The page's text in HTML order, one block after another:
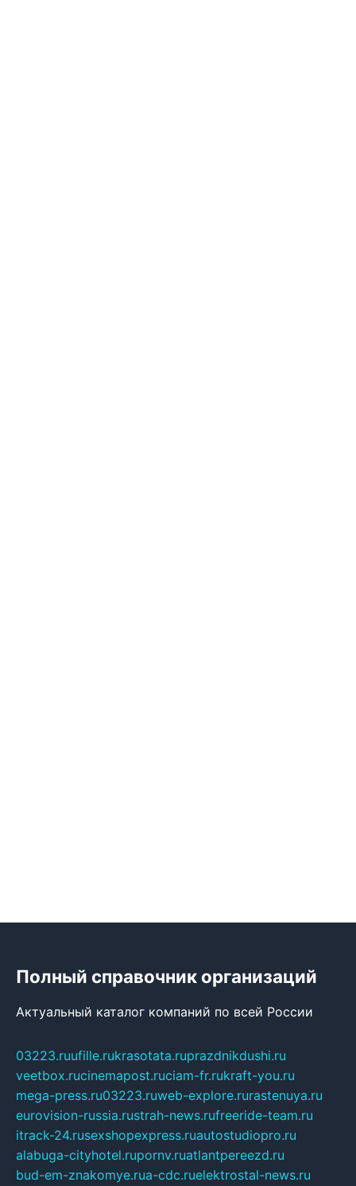
Полный справочник организаций
Актуальный каталог компаний по всей России
03223.ruufille.rukrasotata.ruprazdnikdushi.ru
veetbox.rucinemapost.ruciam-fr.rukraft-you.ru
mega-press.ru03223.ruweb-explore.rurastenuya.ru
eurovision-russia.rustrah-news.rufreeride-team.ru
itrack-24.rusexshopexpress.ruautostudiopro.ru
alabuga-cityhotel.rupornv.ruatlantpereezd.ru
bud-em-znakomye.rua-cdc.ruelektrostal-news.ru